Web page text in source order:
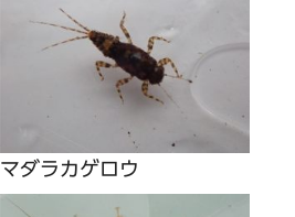
マダラカゲロウ